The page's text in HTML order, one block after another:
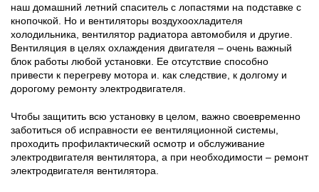
наш домашний летний спаситель с лопастями на подставке с
кнопочкой. Но и вентиляторы воздухоохладителя
холодильника, вентилятор радиатора автомобиля и другие.
Вентиляция в целях охлаждения двигателя – очень важный
блок работы любой установки. Ее отсутствие способно
привести к перегреву мотора и. как следствие, к долгому и
дорогому ремонту электродвигателя.
Чтобы защитить всю установку в целом, важно своевременно
заботиться об исправности ее вентиляционной системы,
проходить профилактический осмотр и обслуживание
электродвигателя вентилятора, а при необходимости – ремонт
электродвигателя вентилятора.